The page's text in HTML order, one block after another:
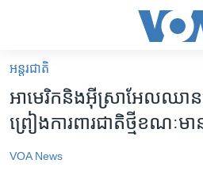
គេហទំព័រ​
ទាក់ទង
និង​
អន្តរជាតិ
អន្តរជាតិ
អាមេរិក​និង​អ៊ីស្រាអែល​ឈា
ព្រៀង​ការពារជាតិ​ថ្មី​ខណៈ​ម
VOA News